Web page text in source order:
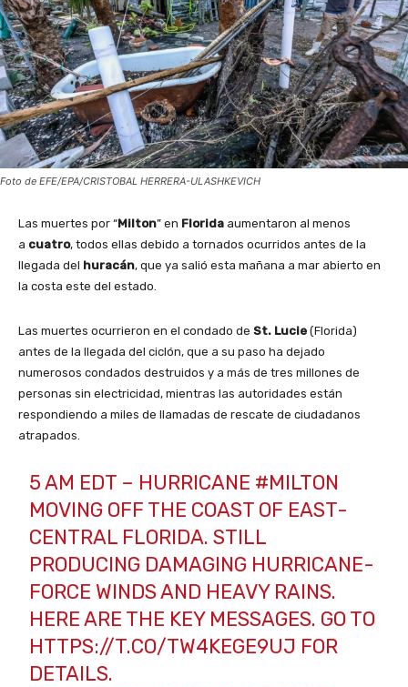
Foto de EFE/EPA/CRISTOBAL HERRERA-ULASHKEVICH
Las muertes por “Milton” en Florida aumentaron al menos
a cuatro, todos ellas debido a tornados ocurridos antes de la
llegada del huracán, que ya salió esta mañana a mar abierto en
la costa este del estado.
Las muertes ocurrieron en el condado de St. Lucie (Florida)
antes de la llegada del ciclón, que a su paso ha dejado
numerosos condados destruidos y a más de tres millones de
personas sin electricidad, mientras las autoridades están
respondiendo a miles de llamadas de rescate de ciudadanos
atrapados.
5 AM EDT – HURRICANE #MILTON
MOVING OFF THE COAST OF EAST-
CENTRAL FLORIDA. STILL
PRODUCING DAMAGING HURRICANE-
FORCE WINDS AND HEAVY RAINS.
HERE ARE THE KEY MESSAGES. GO TO
HTTPS://T.CO/TW4KEGE9UJ FOR
DETAILS.